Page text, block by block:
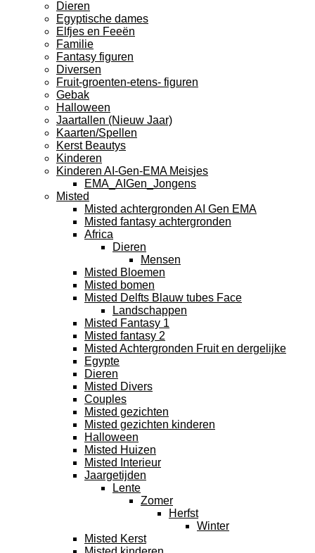
Dieren
Egyptische dames
Elfjes en Feeën
Familie
Fantasy figuren
Diversen
Fruit-groenten-etens- figuren
Gebak
Halloween
Jaartallen (Nieuw Jaar)
Kaarten/Spellen
Kerst Beautys
Kinderen
Kinderen AI-Gen-EMA Meisjes
EMA_AIGen_Jongens
Misted
Misted achtergronden AI Gen EMA
Misted fantasy achtergronden
Africa
Dieren
Mensen
Misted Bloemen
Misted bomen
Misted Delfts Blauw tubes Face
Landschappen
Misted Fantasy 1
Misted fantasy 2
Misted Achtergronden Fruit en dergelijke
Egypte
Dieren
Misted Divers
Couples
Misted gezichten
Misted gezichten kinderen
Halloween
Misted Huizen
Misted Interieur
Jaargetijden
Lente
Zomer
Herfst
Winter
Misted Kerst